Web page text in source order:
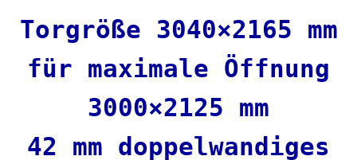
Torgröße 3040×2165 mm
für maximale Öffnung
3000×2125 mm
42 mm doppelwandiges